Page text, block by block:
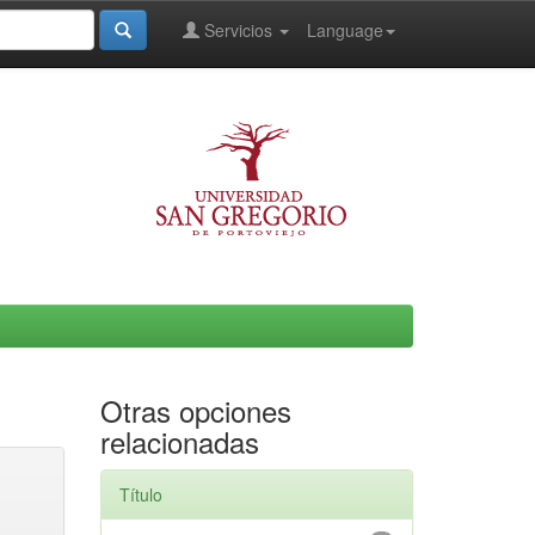
Language
Servicios
Otras opciones
relacionadas
Título